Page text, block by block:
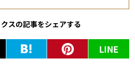
スの記事をシェアする
LINE